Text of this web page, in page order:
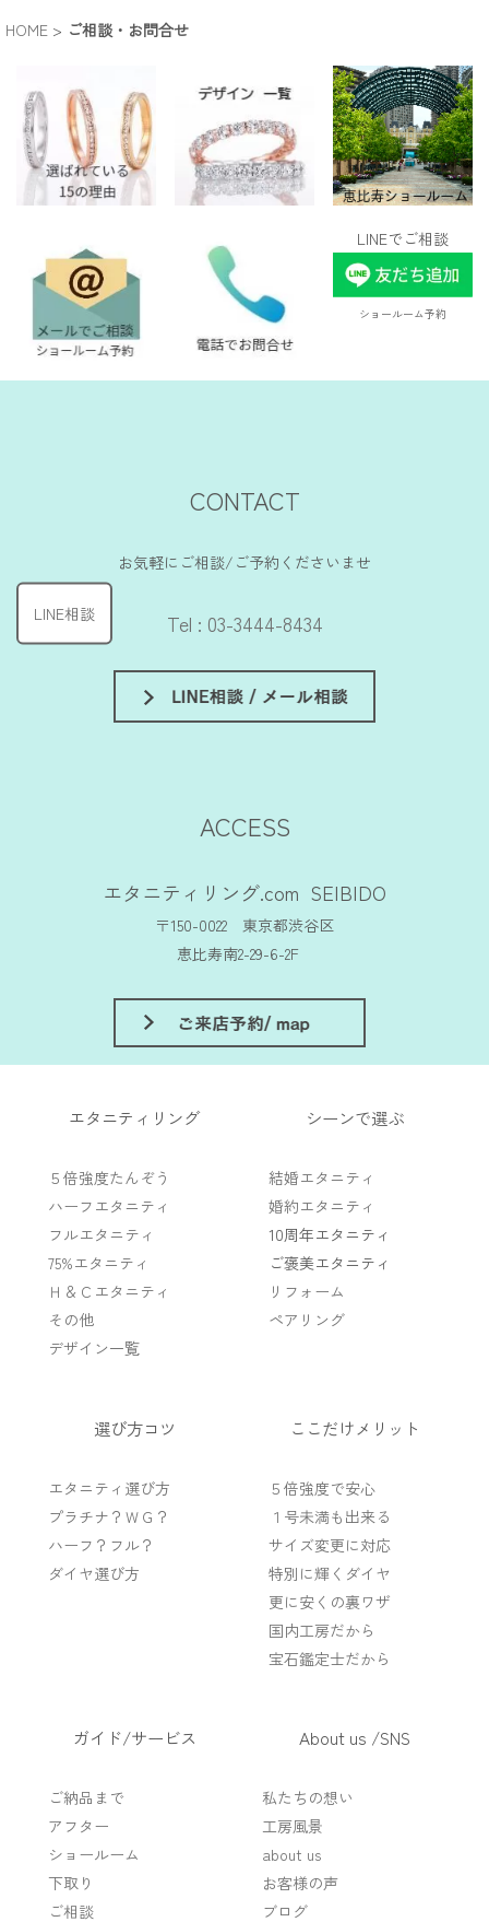
HOME > ご相談・お問合せ
LINEでご相談
ショールーム予約
CONTACT
お気軽にご相談/ご予約くださいませ
Tel : 03-3444-8434
ACCESS
エタニティリング.com SEIBIDO
〒150-0022 東京都渋谷区
恵比寿南2-29-6-2F
エタニティリング
５倍強度たんぞう
ハーフエタニティ
フルエタニティ
75%エタニティ
Ｈ＆Ｃエタニティ
その他
デザイン一覧
シーンで選ぶ
結婚エタニティ
婚約エタニティ
10周年エタニティ
ご褒美エタニティ
リフォーム
ペアリング
選び方コツ
エタニティ選び方
プラチナ？ＷＧ？
ハーフ？フル？
ダイヤ選び方
ここだけメリット
５倍強度で安心
１号未満も出来る
サイズ変更に対応
特別に輝くダイヤ
更に安くの裏ワザ
国内工房だから
宝石鑑定士だから
ガイド/サービス
ご納品まで
アフター
ショールーム
下取り
ご相談
About us /SNS
私たちの想い
工房風景
about us
お客様の声
ブログ
LINE相談